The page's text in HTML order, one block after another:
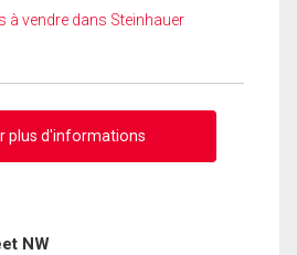
à vendre dans Steinhauer
plus d'informations
NW